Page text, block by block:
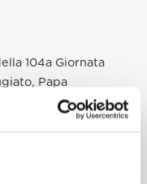
104a Giornata
Papa
Messa nella
di fratelli e sorelle